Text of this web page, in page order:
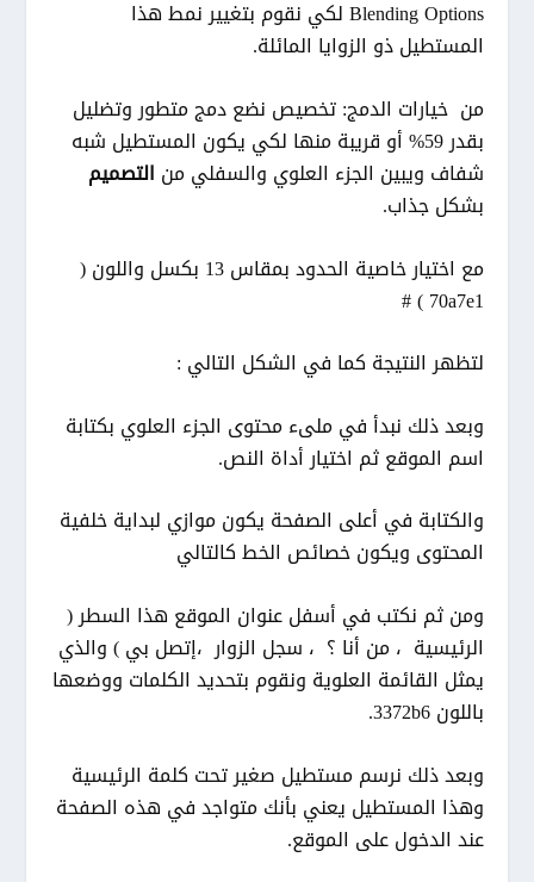
Blending Options لكي نقوم بتغيير نمط هذا
المستطيل ذو الزوايا المائلة.
من خيارات الدمج: تخصيص نضع دمج متطور وتضليل
بقدر 59% أو قريبة منها لكي يكون المستطيل شبه
شفاف ويبين الجزء العلوي والسفلي من التصميم
بشكل جذاب.
مع اختيار خاصية الحدود بمقاس 13 بكسل واللون (
70a7e1 ) #
لتظهر النتيجة كما في الشكل التالي :
وبعد ذلك نبدأ في ملىء محتوى الجزء العلوي بكتابة
اسم الموقع ثم اختيار أداة النص.
والكتابة في أعلى الصفحة يكون موازي لبداية خلفية
المحتوى ويكون خصائص الخط كالتالي
ومن ثم نكتب في أسفل عنوان الموقع هذا السطر (
الرئيسية ، من أنا ؟ ، سجل الزوار ،إتصل بي ) والذي
يمثل القائمة العلوية ونقوم بتحديد الكلمات ووضعها
باللون 3372b6.
وبعد ذلك نرسم مستطيل صغير تحت كلمة الرئيسية
وهذا المستطيل يعني بأنك متواجد في هذه الصفحة
عند الدخول على الموقع.